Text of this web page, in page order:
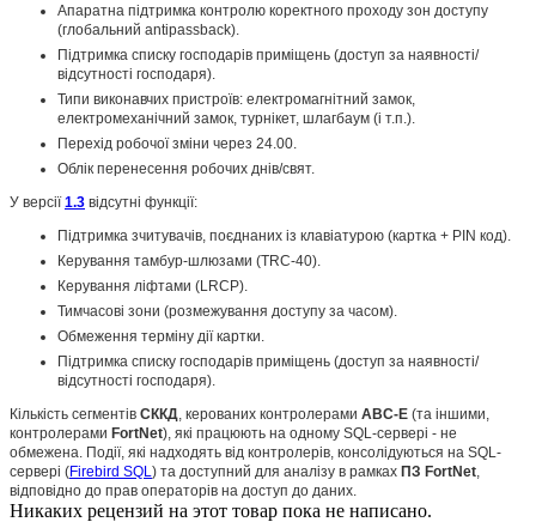
Апаратна підтримка контролю коректного проходу зон доступу
(глобальний antipassback).
Підтримка списку господарів приміщень (доступ за наявності/
відсутності господаря).
Типи виконавчих пристроїв: електромагнітний замок,
електромеханічний замок, турнікет, шлагбаум (і т.п.).
Перехід робочої зміни через 24.00.
Облік перенесення робочих днів/свят.
У версії1.3 відсутні функції:
Підтримка зчитувачів, поєднаних із клавіатурою (картка + PIN код).
Керування тамбур-шлюзами (TRC-40).
Керування ліфтами (LRCP).
Тимчасові зони (розмежування доступу за часом).
Обмеження терміну дії картки.
Підтримка списку господарів приміщень (доступ за наявності/
відсутності господаря).
Кількість сегментів СККД, керованих контролерами ABC-E (та іншими,
контролерами FortNet), які працюють на одному SQL-сервері - не
обмежена. Події, які надходять від контролерів, консолідуються на SQL-
сервері (Firebird SQL) та доступний для аналізу в рамках ПЗ FortNet,
відповідно до прав операторів на доступ до даних.
Никаких рецензий на этот товар пока не написано.